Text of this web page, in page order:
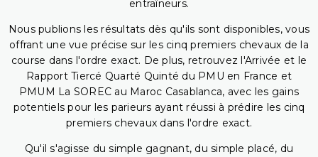
entraîneurs.
Nous publions les résultats dès qu'ils sont disponibles, vous
offrant une vue précise sur les cinq premiers chevaux de la
course dans l'ordre exact. De plus, retrouvez l'Arrivée et le
Rapport Tiercé Quarté Quinté du PMU en France et
PMUM La SOREC au Maroc Casablanca, avec les gains
potentiels pour les parieurs ayant réussi à prédire les cinq
premiers chevaux dans l'ordre exact.
Qu'il s'agisse du simple gagnant, du simple placé, du